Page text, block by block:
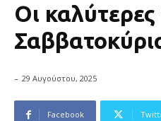
Οι καλύτερες
- 29 Αυγούστου, 2025
Facebook